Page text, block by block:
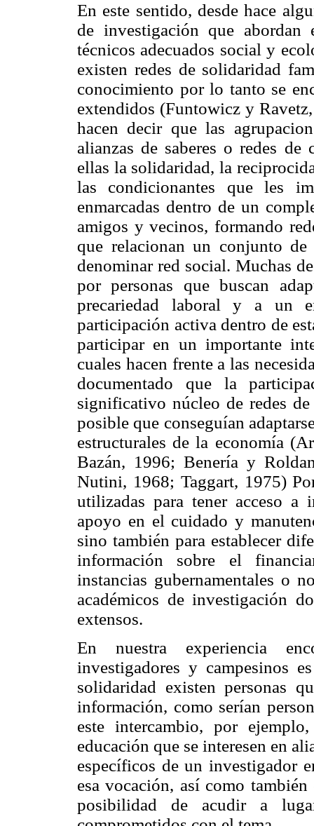
En este sentido, desde hace
de investigación que abordan
técnicos adecuados social y
existen redes de solidaridad
conocimiento por lo tanto se
extendidos (Funtowicz y
hacen decir que las
alianzas de saberes o redes
ellas la solidaridad, la
las condicionantes que les
enmarcadas dentro de un
amigos y vecinos, formando
que relacionan un conjunto
denominar red social. Muchas
por personas que buscan
precariedad laboral y a un
participación activa dentro de
participar en un importante
cuales hacen frente a las
documentado que la
significativo núcleo de redes
posible que conseguían
estructurales de la economía
Bazán, 1996; Benería y
Nutini, 1968; Taggart, 1975)
utilizadas para tener acceso a
apoyo en el cuidado y
sino también para establecer
información sobre el
instancias gubernamentales o
académicos de investigación
extensos.
En nuestra experiencia
investigadores y campesinos
solidaridad existen personas
información, como serían
este intercambio, por
educación que se interesen en
específicos de un investigador
esa vocación, así como
posibilidad de acudir a